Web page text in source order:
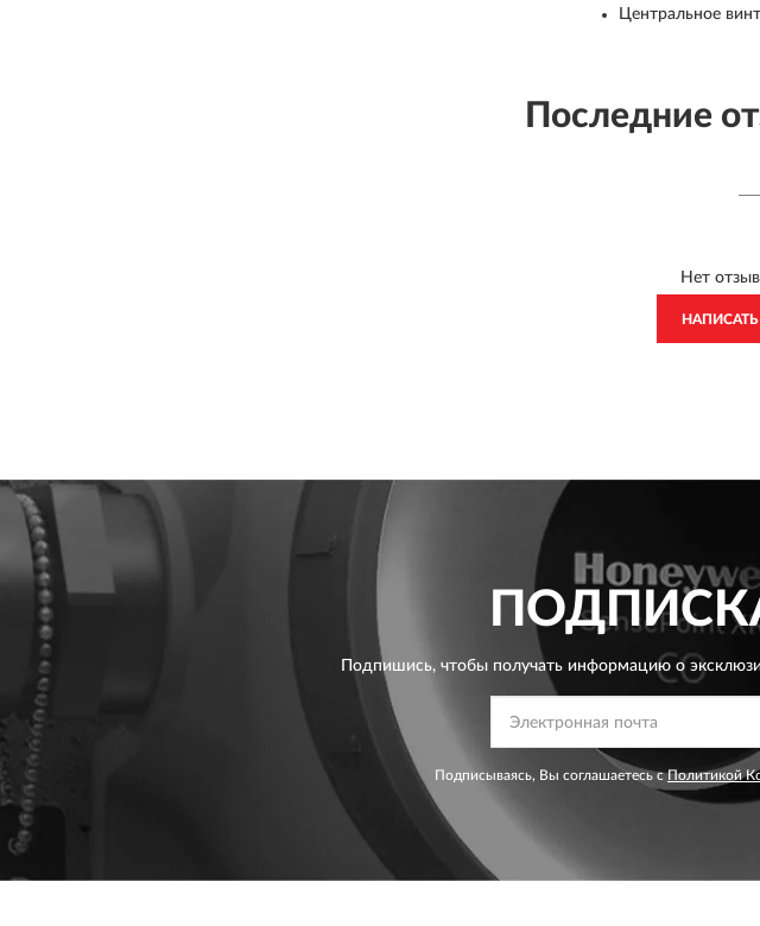
Центральное
Последние
Нет
Подпишись, чтобы получать информацию о
Подписываясь, Вы соглашаетесь сПолитикой